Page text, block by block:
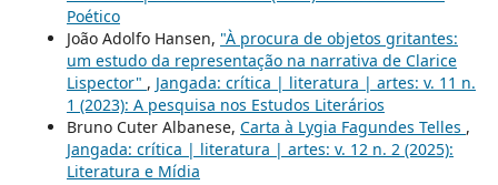
Poético
João Adolfo Hansen, "À procura de objetos gritantes:
um estudo da representação na narrativa de Clarice
Lispector" , Jangada: crítica | literatura | artes: v. 11 n.
1 (2023): A pesquisa nos Estudos Literários
Bruno Cuter Albanese, Carta à Lygia Fagundes Telles ,
Jangada: crítica | literatura | artes: v. 12 n. 2 (2025):
Literatura e Mídia